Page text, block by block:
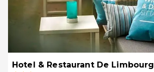
Hotel & Restaurant De Limbourg